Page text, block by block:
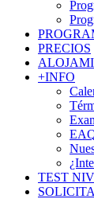
PRECIOS
+INFO
TEST